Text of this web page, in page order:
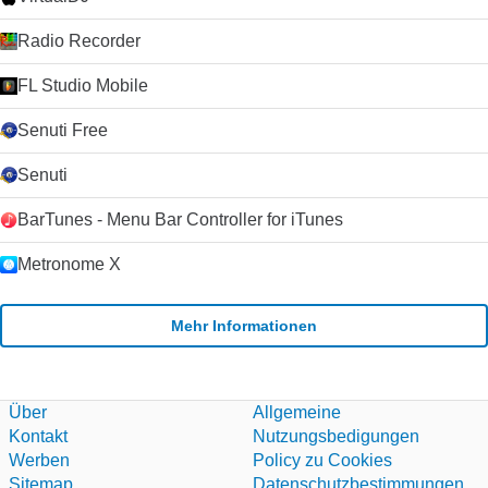
Radio Recorder
FL Studio Mobile
Senuti Free
Senuti
BarTunes - Menu Bar Controller for iTunes
Metronome X
Mehr Informationen
Über
Kontakt
Werben
Sitemap
Allgemeine
Nutzungsbedigungen
Policy zu Cookies
Datenschutzbestimmungen